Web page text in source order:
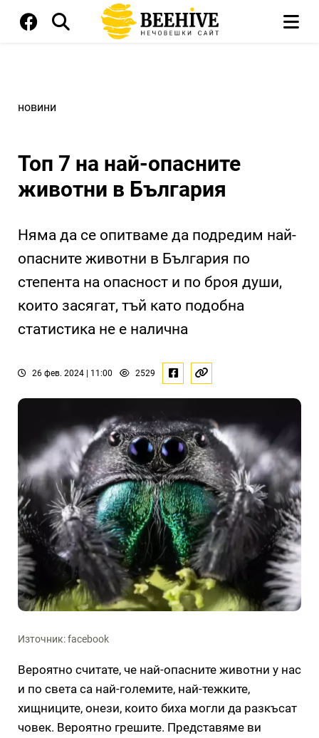
новини
Топ 7 на най-опасните
животни в България
Няма да се опитваме да подредим най-
опасните животни в България по
степента на опасност и по броя души,
които засягат, тъй като подобна
статистика не е налична
26 фев. 2024 | 11:00 2529
Източник: facebook
Вероятно считате, че най-опасните животни у нас
и по света са най-големите, най-тежките,
хищниците, онези, които биха могли да разкъсат
човек. Вероятно грешите. Представяме ви